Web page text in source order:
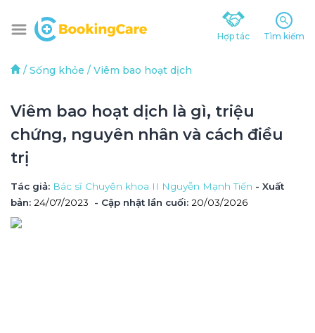
Hợp tác Tìm kiếm
/ Sống khỏe / Viêm bao hoạt dịch
Viêm bao hoạt dịch là gì, triệu
chứng, nguyên nhân và cách điều
trị
Tác giả: Bác sĩ Chuyên khoa II Nguyễn Mạnh Tiến - Xuất
bản: 24/07/2023 - Cập nhật lần cuối: 20/03/2026